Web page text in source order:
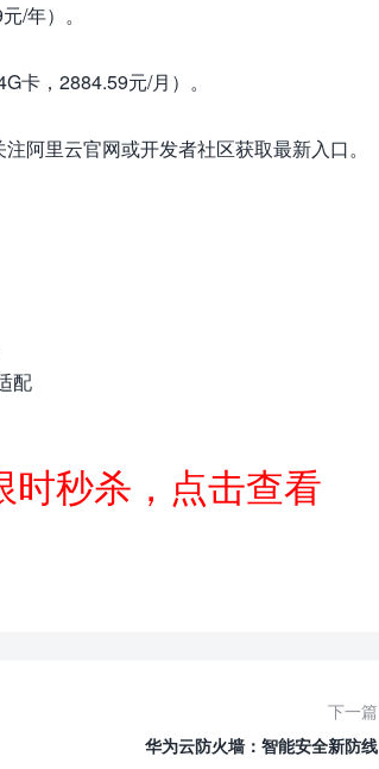
/年）。
卡，2884.59元/月）。
阿里云官网或开发者社区获取最新入口。
配
时秒杀，点击查看
下一篇
华为云防火墙：智能安全新防线